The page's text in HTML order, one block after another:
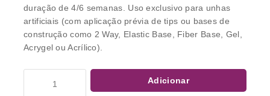
duração de 4/6 semanas. Uso exclusivo para unhas
artificiais (com aplicação prévia de tips ou bases de
construção como 2 Way, Elastic Base, Fiber Base, Gel,
Acrygel ou Acrílico).
Adicionar